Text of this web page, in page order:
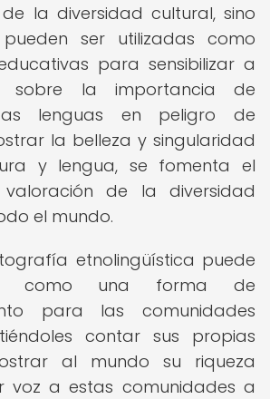
la diversidad cultural, sino
ser utilizadas como
para sensibilizar a
sobre la importancia de
lenguas en peligro de
la belleza y singularidad
y lengua, se fomenta el
de la diversidad
el mundo.
etnolingüística puede
como una forma de
para las comunidades
contar sus propias
al mundo su riqueza
voz a estas comunidades a